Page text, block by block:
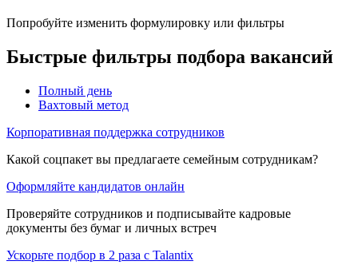
Попробуйте изменить формулировку или фильтры
Быстрые фильтры подбора вакансий
Полный день
Вахтовый метод
Корпоративная поддержка сотрудников
Какой соцпакет вы предлагаете семейным сотрудникам?
Оформляйте кандидатов онлайн
Проверяйте сотрудников и подписывайте кадровые
документы без бумаг и личных встреч
Ускорьте подбор в 2 раза с Talantix